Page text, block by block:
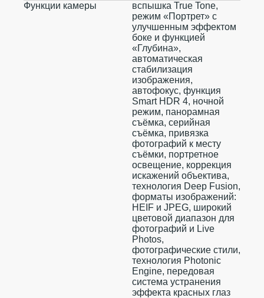
Функции камеры
вспышка True Tone,
режим «Портрет» с
улучшенным эффектом
боке и функцией
«Глубина»,
автоматическая
стабилизация
изображения,
автофокус, функция
Smart HDR 4, ночной
режим, панорамная
съёмка, серийная
съëмка, привязка
фотографий к месту
съёмки, портретное
освещение, коррекция
искажений объектива,
технология Deep Fusion,
форматы изображений:
HEIF и JPEG, широкий
цветовой диапазон для
фотографий и Live
Photos,
фотографические стили,
технология Photonic
Engine, передовая
система устранения
эффекта красных глаз